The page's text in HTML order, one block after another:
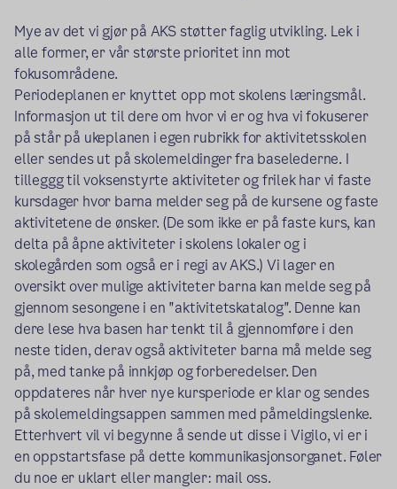
Mye av det vi gjør på AKS støtter faglig utvikling. Lek i
alle former, er vår største prioritet inn mot
fokusområdene.
Periodeplanen er knyttet opp mot skolens læringsmål.
Informasjon ut til dere om hvor vi er og hva vi fokuserer
på står på ukeplanen i egen rubrikk for aktivitetsskolen
eller sendes ut på skolemeldinger fra baselederne. I
tilleggg til voksenstyrte aktiviteter og frilek har vi faste
kursdager hvor barna melder seg på de kursene og faste
aktivitetene de ønsker. (De som ikke er på faste kurs, kan
delta på åpne aktiviteter i skolens lokaler og i
skolegården som også er i regi av AKS.) Vi lager en
oversikt over mulige aktiviteter barna kan melde seg på
gjennom sesongene i en "aktivitetskatalog". Denne kan
dere lese hva basen har tenkt til å gjennomføre i den
neste tiden, derav også aktiviteter barna må melde seg
på, med tanke på innkjøp og forberedelser. Den
oppdateres når hver nye kursperiode er klar og sendes
på skolemeldingsappen sammen med påmeldingslenke.
Etterhvert vil vi begynne å sende ut disse i Vigilo, vi er i
en oppstartsfase på dette kommunikasjonsorganet. Føler
du noe er uklart eller mangler: mail oss.